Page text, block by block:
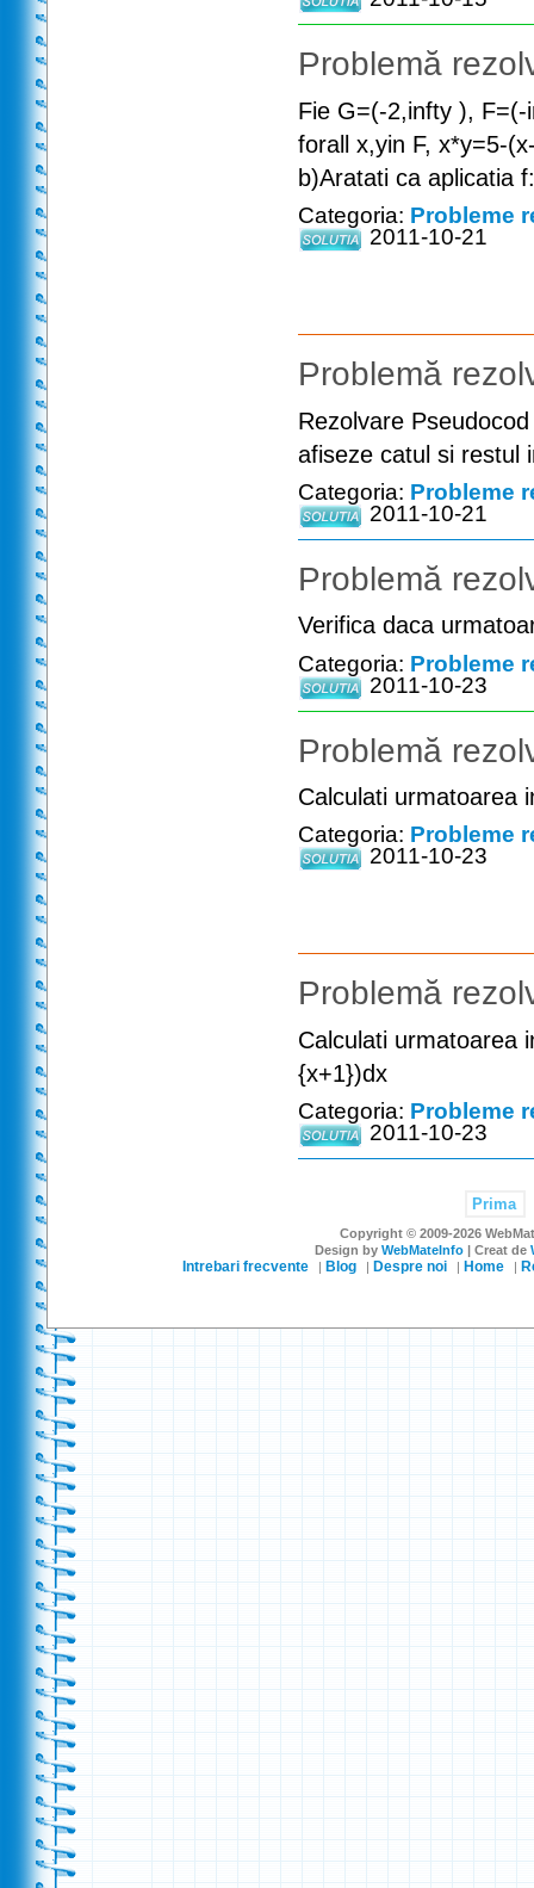
Problemă
Fie G=(-2,infty ),
forall x,yin F, x*y=5-
b)Aratati ca aplicatia
Categoria: Probleme
2011-10-21
Problemă
Rezolvare
afiseze catul si restul
Categoria: Probleme
2011-10-21
Problemă
Verifica daca
Categoria: Probleme
2011-10-23
Problemă
Calculati urmatoarea
Categoria: Probleme
2011-10-23
Problemă
Calculati urmatoarea
{x+1})dx
Categoria: Probleme
2011-10-23
Prima
Copyright © 2009-2026
Design byWebMateInfo | Creat de
Intrebari frecvente | Blog | Despre noi | Home |